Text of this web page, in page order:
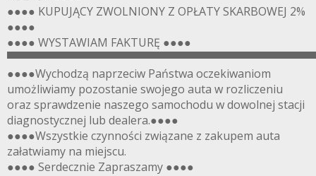
●●●● KUPUJĄCY ZWOLNIONY Z OPŁATY SKARBOWEJ 2%
●●●●
●●●● WYSTAWIAM FAKTURĘ ●●●●
●●●●Wychodzą naprzeciw Państwa oczekiwaniom
umożliwiamy pozostanie swojego auta w rozliczeniu
oraz sprawdzenie naszego samochodu w dowolnej stacji
diagnostycznej lub dealera.●●●●
●●●●Wszystkie czynności związane z zakupem auta
załatwiamy na miejscu.
●●●● Serdecznie Zapraszamy ●●●●